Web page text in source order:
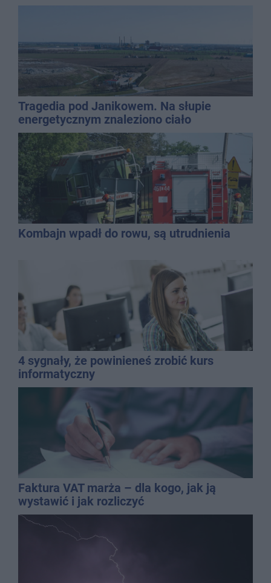
Tragedia pod Janikowem. Na słupie
energetycznym znaleziono ciało
mężczyzny
Kombajn wpadł do rowu, są utrudnienia
4 sygnały, że powinieneś zrobić kurs
informatyczny
Faktura VAT marża – dla kogo, jak ją
wystawić i jak rozliczyć